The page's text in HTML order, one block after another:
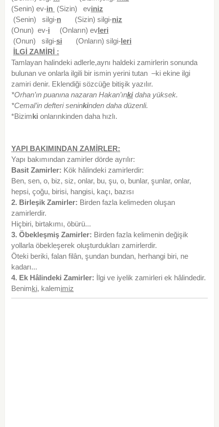
(Senin) ev-in (Sizin) eviniz
(Senin) silgi-n(Sizin) silgi-niz
(Onun) ev-i (Onların) evleri
(Onun) silgi-si (Onların) silgi-leri
İLGİ ZAMİRİ :
Tamlayan halindeki adlerle,aynı haldeki zamirlerin sonunda
bulunan ve onlarla ilgili bir ismin yerini tutan –ki ekine ilgi
zamiri denir. Eklendiği sözcüğe bitişik yazılır.
*Orhan’ın puanına nazaran Hakan’ınki daha yüksek.
*Cemal’in defteri seninkinden daha düzenli.
*Bizimki onlarınkinden daha hızlı.
YAPI BAKIMINDAN ZAMİRLER:
Yapı bakımından zamirler dörde ayrılır:
Basit Zamirler: Kök hâlindeki zamirlerdir:
Ben, sen, o, biz, siz, onlar, bu, şu, o, bunlar, şunlar, onlar,
hepsi, çoğu, birisi, hangisi, kaçı, bazısı
2. Birleşik Zamirler: Birden fazla kelimeden oluşan
zamirlerdir.
Hiçbiri, birtakımı, öbürü...
3. Öbekleşmiş Zamirler: Birden fazla kelimenin değişik
yollarla öbekleşerek oluşturdukları zamirlerdir.
Öteki beriki, falan filân, şundan bundan, herhangi biri, ne
kadarı...
4. Ek Hâlindeki Zamirler: İlgi ve iyelik zamirleri ek hâlindedir.
Benimki, kalemimiz